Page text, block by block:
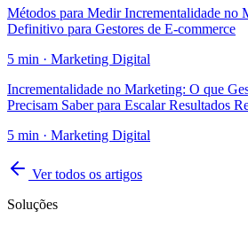
Métodos para Medir Incrementalidade no
Definitivo para Gestores de E-commerce
5 min · Marketing Digital
Incrementalidade no Marketing: O que
Precisam Saber para Escalar Resultados
5 min · Marketing Digital
Ver todos os artigos
Soluções